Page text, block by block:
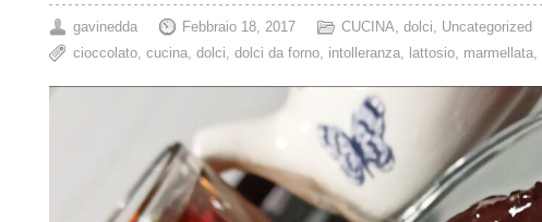
gavinedda Febbraio 18, 2017 CUCINA, dolci, Uncategorized
cioccolato, cucina, dolci, dolci da forno, intolleranza, lattosio, marmellata,